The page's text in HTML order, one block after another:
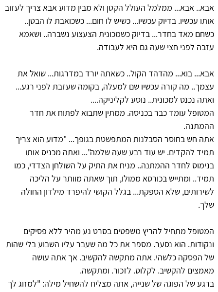
אבא.. אבא... ממלמל העולל הקטן ולא מבין מדוע אבא צריך לעזוב
אותו עכשיו. בדיוק עכשיו... כשיש לו חום... כשכואבת לו הבטן..
כשחם מאד בחדר... בדיוק כשמכונית הצעצוע נשברה.. ושאמא
עזבה לפני חצי שעה גם היא לעבודה.
אבא... בוא... מהדהד הקול.. כשאתה יורד במדרגות... שואל את
עצמך.. מה קורה עכשיו שם למעלה, בקומה שעזבת לפני רגע...
ואתה נכנס למכונית.. נוסע לקליניקה....
המטופל עומד כבר בכניסה. ממתין שתבוא לפתוח את חדר
ההמתנה.
אתה חש בחוסר הסבלנות המתפשטת בגופך... "מדוע הוא צריך
תמיד להקדים. יש עוד רבע שעה שלמה"... ואתה מכניס אותו
בנימוס לחדר ההמתנה.. מניח את התיק על השולחן הצדדי, כמו
תמיד.. ומתייש בכורסא ממולו, תוך שאתה מוותר על הליכה
לשירותים, שלא הספקת... בגלל הקושי להיפרד מילדון החולה
שלך.
המטופל מתחיל להריץ משפטים בסרט נע מהיר ללא פסיקים
ונקודות. הוא נסער. מספר את כל מה שעבר עליו השבוע בלי שהות
של הפסקה כלשהי. אתה מתקשה להקשיב. אך אתה עושה
מאמצים להקשיב. לקלוט. לזכור. ומתקשה.
ברגע של הפוגה של שנייה, אתה מצליח להשחיל מילה: "למזוג לך